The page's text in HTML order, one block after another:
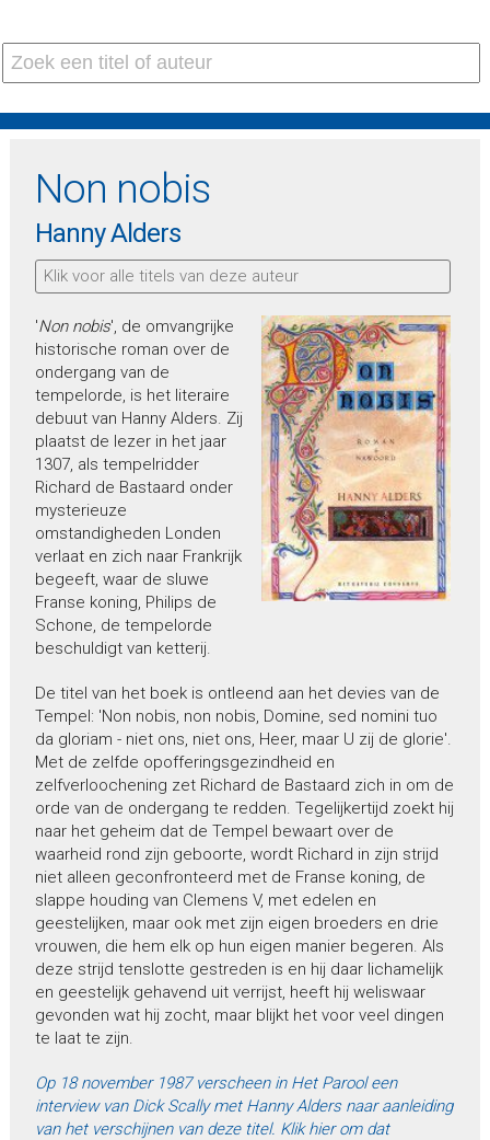
Non nobis
Hanny Alders
Klik voor alle titels van deze auteur
'Non nobis', de omvangrijke
historische roman over de
ondergang van de
tempelorde, is het literaire
debuut van Hanny Alders. Zij
plaatst de lezer in het jaar
1307, als tempelridder
Richard de Bastaard onder
mysterieuze
omstandigheden Londen
verlaat en zich naar Frankrijk
begeeft, waar de sluwe
Franse koning, Philips de
Schone, de tempelorde
beschuldigt van ketterij.
De titel van het boek is ontleend aan het devies van de
Tempel: 'Non nobis, non nobis, Domine, sed nomini tuo
da gloriam - niet ons, niet ons, Heer, maar U zij de glorie'.
Met de zelfde opofferingsgezindheid en
zelfverloochening zet Richard de Bastaard zich in om de
orde van de ondergang te redden. Tegelijkertijd zoekt hij
naar het geheim dat de Tempel bewaart over de
waarheid rond zijn geboorte, wordt Richard in zijn strijd
niet alleen geconfronteerd met de Franse koning, de
slappe houding van Clemens V, met edelen en
geestelijken, maar ook met zijn eigen broeders en drie
vrouwen, die hem elk op hun eigen manier begeren. Als
deze strijd tenslotte gestreden is en hij daar lichamelijk
en geestelijk gehavend uit verrijst, heeft hij weliswaar
gevonden wat hij zocht, maar blijkt het voor veel dingen
te laat te zijn.
Op 18 november 1987 verscheen in Het Parool een
interview van Dick Scally met Hanny Alders naar aanleiding
van het verschijnen van deze titel. Klik hier om dat